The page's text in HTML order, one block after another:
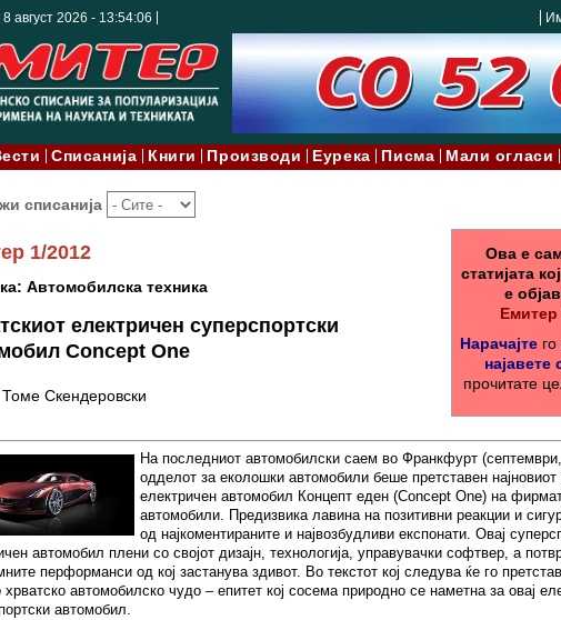
август 2026 - 13:54:07
Списанија Книги Производи Еурека Писма Мали огласи
списанија
1/2012
Автомобилска техника
електричен суперспортски
Concept One
Скендеровски
Ова е
статијата
е
Емитер
Нарачајте
најавете
прочитате
На последниот автомобилски саем во Франкфурт
одделот за еколошки автомобили беше претставен најновиот
електричен автомобил Концепт еден (Concept One) на
автомобили. Предизвика лавина на позитивни реакции и
од најкоментираните и највозбудливи експонати. Овај
автомобил плени со својот дизајн, технологија, управувачки софтвер, а
перформанси од кој застанува здивот. Во текстот кој следува ќе го
хрватско автомобилско чудо – епитет кој сосема природно се наметна за овај
автомобил.